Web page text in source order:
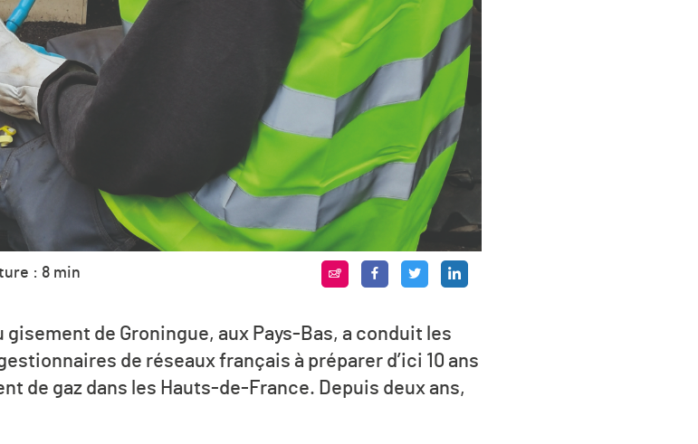
: 8 min
de Groningue, aux Pays-Bas, a conduit les
de réseaux français à préparer d’ici 10 ans
de gaz dans les Hauts-de-France. Depuis deux ans,